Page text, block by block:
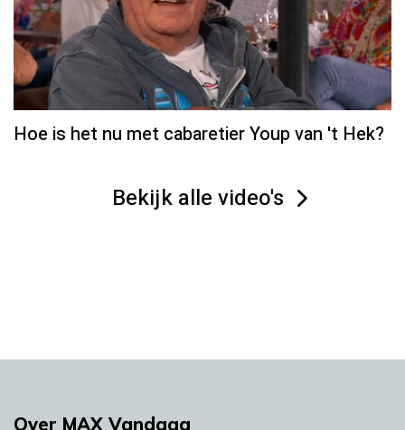
Hoe is het nu met cabaretier Youp van 't Hek?
Bekijk alle video's
Over MAX Vandaag